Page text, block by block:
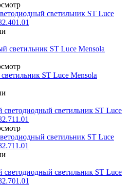
светильник ST Luce
ST Luce Mensola
светильник ST Luce